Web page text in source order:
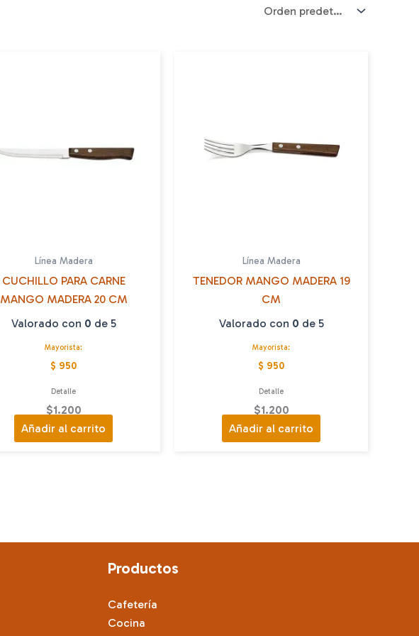
Línea Madera
CUCHILLO PARA CARNE
MANGO MADERA 20 CM
Valorado con 0 de 5
Mayorista:
$ 950
Detalle
$1.200
Añadir al carrito
Línea Madera
TENEDOR MANGO MADERA 19
CM
Valorado con 0 de 5
Mayorista:
$ 950
Detalle
$1.200
Añadir al carrito
Productos
Cafetería
Cocina